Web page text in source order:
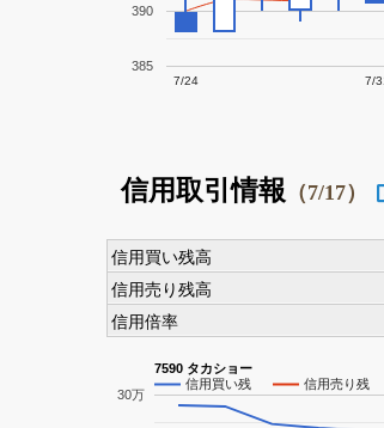
7/24 7/
385
390
信用取引情報 （7/17）
信用買い残高
信用売り残高
信用倍率
7590 タカショー
信用買い残
信用売り残
30万